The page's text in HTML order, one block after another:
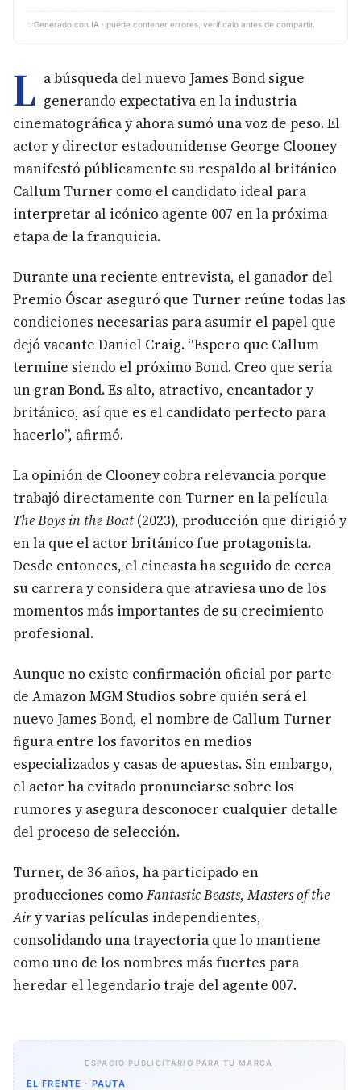
✨ Generado con IA · puede contener errores, verifícalo antes de compartir.
L a búsqueda del nuevo James Bond sigue
generando expectativa en la industria
cinematográfica y ahora sumó una voz de peso. El
actor y director estadounidense George Clooney
manifestó públicamente su respaldo al británico
Callum Turner como el candidato ideal para
interpretar al icónico agente 007 en la próxima
etapa de la franquicia.
Durante una reciente entrevista, el ganador del
Premio Óscar aseguró que Turner reúne todas las
condiciones necesarias para asumir el papel que
dejó vacante Daniel Craig. “Espero que Callum
termine siendo el próximo Bond. Creo que sería
un gran Bond. Es alto, atractivo, encantador y
británico, así que es el candidato perfecto para
hacerlo”, afirmó.
La opinión de Clooney cobra relevancia porque
trabajó directamente con Turner en la película
The Boys in the Boat(2023), producción que dirigió y
en la que el actor británico fue protagonista.
Desde entonces, el cineasta ha seguido de cerca
su carrera y considera que atraviesa uno de los
momentos más importantes de su crecimiento
profesional.
Aunque no existe confirmación oficial por parte
de Amazon MGM Studios sobre quién será el
nuevo James Bond, el nombre de Callum Turner
figura entre los favoritos en medios
especializados y casas de apuestas. Sin embargo,
el actor ha evitado pronunciarse sobre los
rumores y asegura desconocer cualquier detalle
del proceso de selección.
Turner, de 36 años, ha participado en
producciones como Fantastic Beasts,Masters of the
Airy varias películas independientes,
consolidando una trayectoria que lo mantiene
como uno de los nombres más fuertes para
heredar el legendario traje del agente 007.
ESPACIO PUBLICITARIO PARA TU MARCA
EL FRENTE · PAUTA